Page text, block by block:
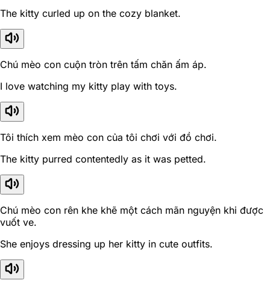
The kitty curled up on the cozy blanket.
Chú mèo con cuộn tròn trên tấm chăn ấm áp.
I love watching my kitty play with toys.
Tôi thích xem mèo con của tôi chơi với đồ chơi.
The kitty purred contentedly as it was petted.
Chú mèo con rên khe khẽ một cách mãn nguyện khi được
vuốt ve.
She enjoys dressing up her kitty in cute outfits.